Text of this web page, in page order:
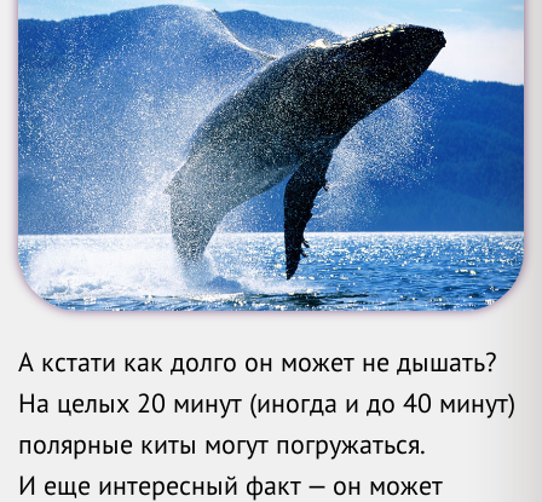
А кстати как долго он может не дышать?
На целых 20 минут (иногда и до 40 минут)
полярные киты могут погружаться.
И еще интересный факт — он может